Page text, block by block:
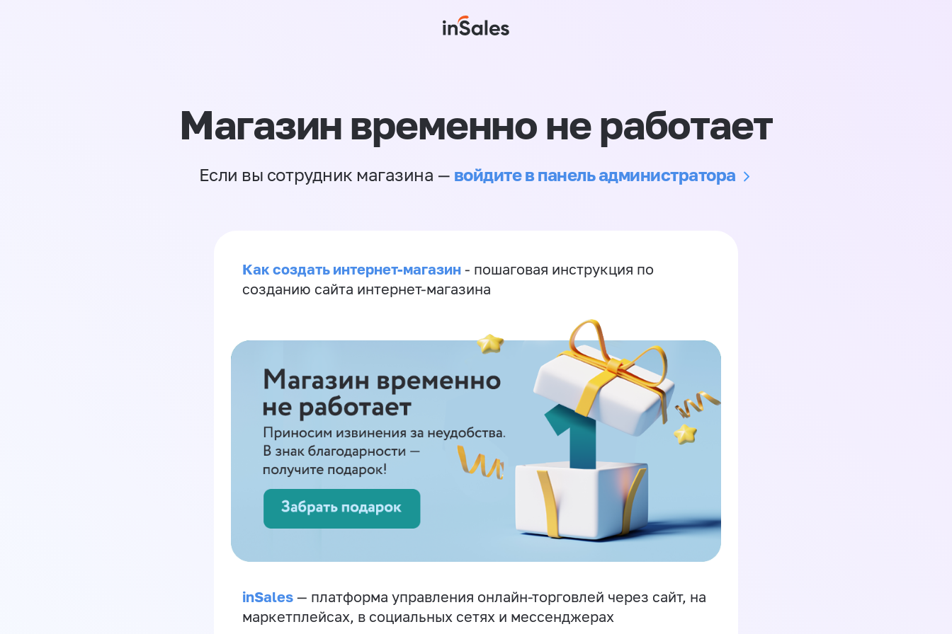
Магазин временно не работает
Если вы сотрудник магазина — войдите в панель администратора
Как создать интернет-магазин - пошаговая инструкция по
созданию сайта интернет-магазина
inSales — платформа управления онлайн-торговлей через сайт, на
маркетплейсах, в социальных сетях и мессенджерах